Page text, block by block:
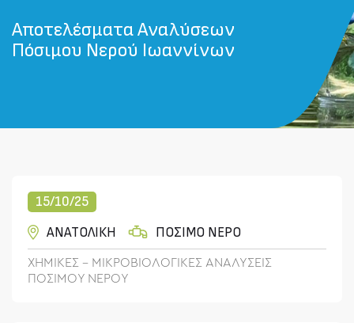
Αποτελέσματα Αναλύσεων
Πόσιμου Νερού Ιωαννίνων
15/10/25
ΑΝΑΤΟΛΙΚΗ
ΠΟΣΙΜΟ ΝΕΡΟ
ΧΗΜΙΚΕΣ - ΜΙΚΡΟΒΙΟΛΟΓΙΚΕΣ ΑΝΑΛΥΣΕΙΣ
ΠΟΣΙΜΟΥ ΝΕΡΟΥ